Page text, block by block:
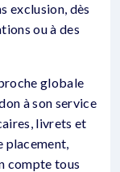
exclusion, dès
ou à des
globale
à son service
livrets et
placement,
compte tous